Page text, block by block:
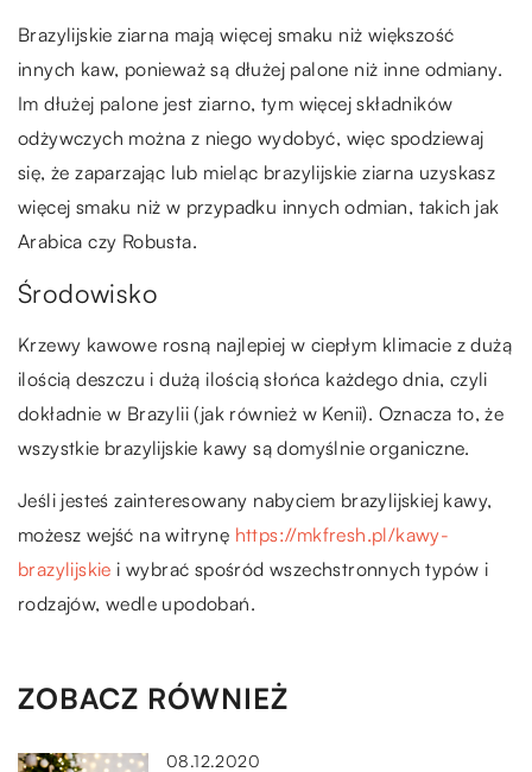
Brazylijskie ziarna mają więcej smaku niż większość
innych kaw, ponieważ są dłużej palone niż inne odmiany.
Im dłużej palone jest ziarno, tym więcej składników
odżywczych można z niego wydobyć, więc spodziewaj
się, że zaparzając lub mieląc brazylijskie ziarna uzyskasz
więcej smaku niż w przypadku innych odmian, takich jak
Arabica czy Robusta.
Środowisko
Krzewy kawowe rosną najlepiej w ciepłym klimacie z dużą
ilością deszczu i dużą ilością słońca każdego dnia, czyli
dokładnie w Brazylii (jak również w Kenii). Oznacza to, że
wszystkie brazylijskie kawy są domyślnie organiczne.
Jeśli jesteś zainteresowany nabyciem brazylijskiej kawy,
możesz wejść na witrynę https://mkfresh.pl/kawy-
brazylijskie i wybrać spośród wszechstronnych typów i
rodzajów, wedle upodobań.
ZOBACZ RÓWNIEŻ
08.12.2020